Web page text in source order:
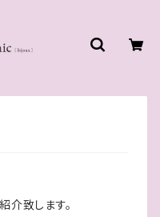
介致します。